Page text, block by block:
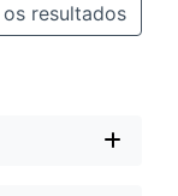
resultados